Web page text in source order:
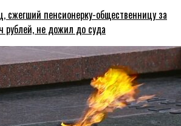
сжегший пенсионерку-общественницу за
рублей, не дожил до суда